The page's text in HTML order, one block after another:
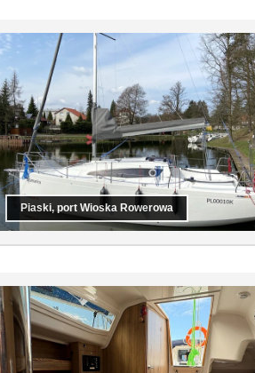
Piaski, port Wioska Rowerowa